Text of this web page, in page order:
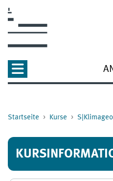
Startseite Kurse